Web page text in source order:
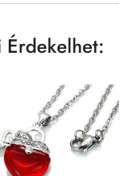
Érdekelhet: